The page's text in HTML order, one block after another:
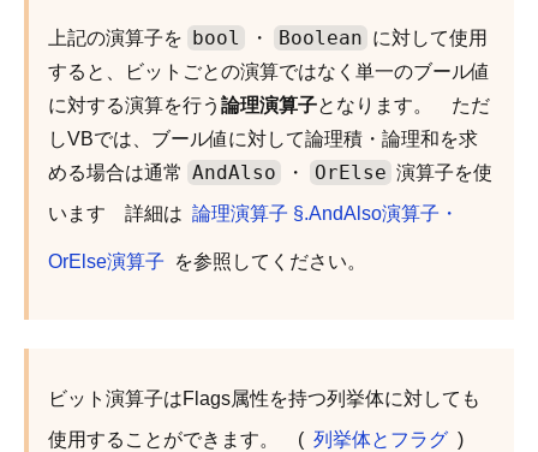
上記の演算子を bool ・ Boolean に対して使用
すると、ビットごとの演算ではなく単一のブール値
に対する演算を行う 論理演算子となります。 ただ
しVBでは、ブール値に対して論理積・論理和を求
める場合は通常 AndAlso ・ OrElse 演算子を使
います 詳細は 論理演算子 §.AndAlso演算子・
OrElse演算子 を参照してください。
ビット演算子はFlags属性を持つ列挙体に対しても
使用することができます。 ( 列挙体とフラグ )